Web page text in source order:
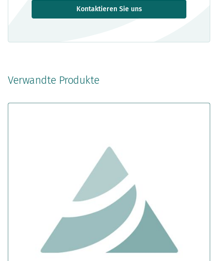
Kontaktieren Sie uns
Verwandte Produkte